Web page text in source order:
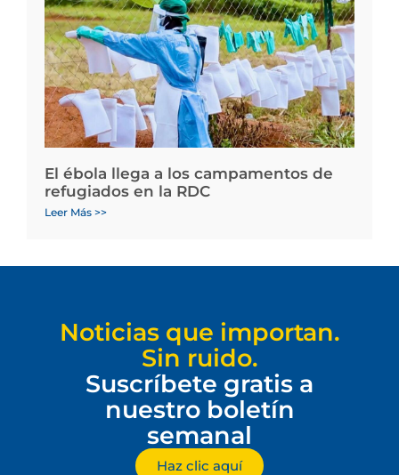
El ébola llega a los campamentos de
refugiados en la RDC
Leer Más >>
Noticias que importan.
Sin ruido.
Suscríbete gratis a
nuestro boletín
semanal
Haz clic aquí